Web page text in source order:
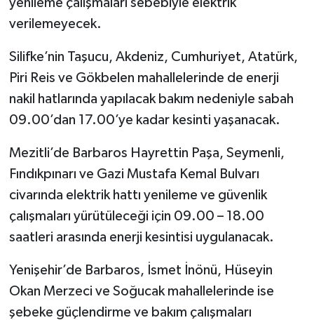
verilemeyecek.
Silifke’nin Taşucu, Akdeniz, Cumhuriyet, Atatürk,
Piri Reis ve Gökbelen mahallelerinde de enerji
nakil hatlarında yapılacak bakım nedeniyle sabah
09.00’dan 17.00’ye kadar kesinti yaşanacak.
Mezitli’de Barbaros Hayrettin Paşa, Seymenli,
Fındıkpınarı ve Gazi Mustafa Kemal Bulvarı
civarında elektrik hattı yenileme ve güvenlik
çalışmaları yürütüleceği için 09.00 – 18.00
saatleri arasında enerji kesintisi uygulanacak.
Yenişehir’de Barbaros, İsmet İnönü, Hüseyin
Okan Merzeci ve Soğucak mahallelerinde ise
şebeke güçlendirme ve bakım çalışmaları